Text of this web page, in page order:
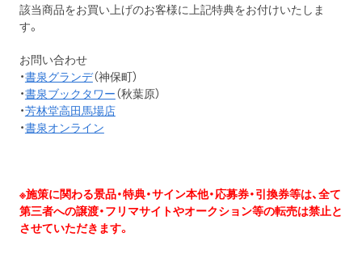
該当商品をお買い上げのお客様に上記特典をお付けいたしま
す。
お問い合わせ
・書泉グランデ（神保町）
・書泉ブックタワー（秋葉原）
・芳林堂高田馬場店
・書泉オンライン
※施策に関わる景品・特典・サイン本他・応募券・引換券等は、全て
第三者への譲渡・フリマサイトやオークション等の転売は禁止と
させていただきます。